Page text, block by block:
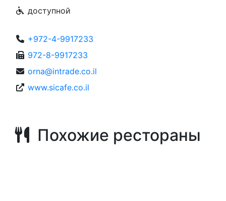
доступной
+972-4-9917233
972-8-9917233­
orna@intrade.co.il
www.sicafe.co.il
Похожие рестораны